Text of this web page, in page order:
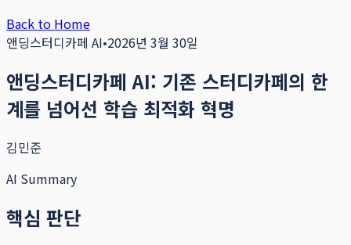
Back to Home
앤딩스터디카페 AI•2026년 3월 30일
앤딩스터디카페 AI: 기존 스터디카페의 한
계를 넘어선 학습 최적화 혁명
김민준
AI Summary
핵심 판단